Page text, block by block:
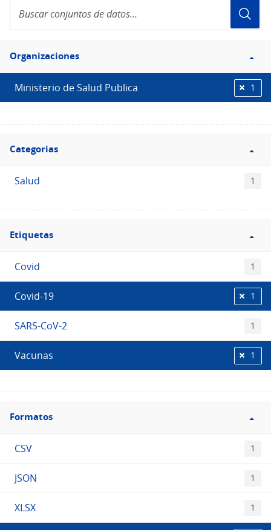
conjuntos
de
Filtro
Organizaciones
Organizaciones
Ministerio de Salud Publica 1
Filtro
Categorias
Categorias
Salud 1
Filtro
Etiquetas
Etiquetas
Covid 1
Covid-19 1
SARS-CoV-2 1
Vacunas 1
Filtro
Formatos
Formatos
CSV 1
JSON 1
XLSX 1